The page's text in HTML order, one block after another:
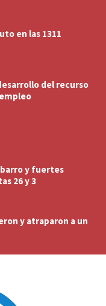
en las 1311
del recurso
y fuertes
26 y 3
y atraparon a un